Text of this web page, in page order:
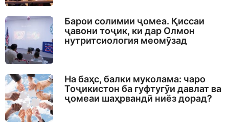
Барои солимии ҷомеа. Қиссаи
ҷавони тоҷик, ки дар Олмон
нутритсиология меомӯзад
На баҳс, балки муколама: чаро
Тоҷикистон ба гуфтугӯи давлат ва
ҷомеаи шаҳрвандӣ ниёз дорад?